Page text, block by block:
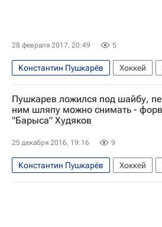
28 февраля 2017, 20:49 5
Константин Пушкарёв Хоккей
КХЛ 2025-2026
Металлург
Барыс
Трактор
Найджел Доус
Алексей Васильченко
Пушкарев ложился под шайбу,
ним шляпу можно снимать -
"Барыса" Худяков
25 декабря 2016, 19:16 9
Константин Пушкарёв Хоккей
КХЛ 2025-2026
Барыс